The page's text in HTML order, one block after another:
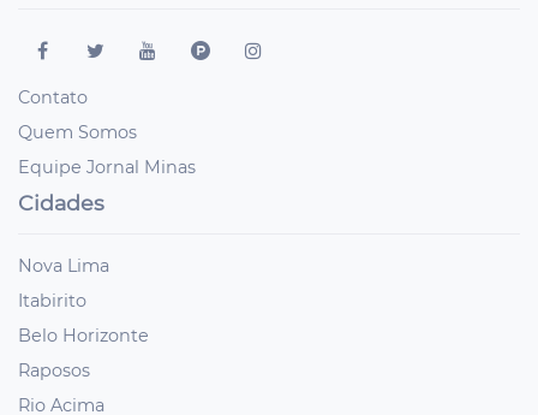
Contato
Quem Somos
Equipe Jornal Minas
Cidades
Nova Lima
Itabirito
Belo Horizonte
Raposos
Rio Acima